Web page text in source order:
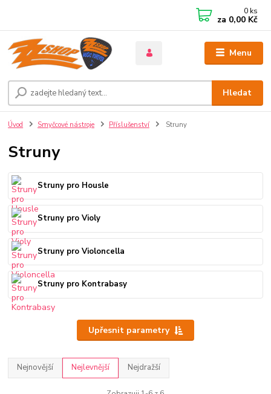
Menu
Hledat
0 ks
za 0,00 Kč
Úvod Smyčcové nástroje Příslušenství Struny
Struny
Struny pro Housle
Struny pro Violy
Struny pro Violoncella
Struny pro Kontrabasy
Upřesnit parametry
Nejnovější Nejlevnější Nejdražší